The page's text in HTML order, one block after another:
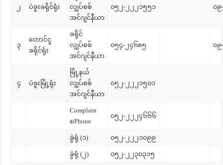
၂ ပဲခူးခရိုင်ရုံး
လျှပ်စစ်
အင်ဂျင်နီယာ
၀၅၂-၂၂၂၁၅၅၁ ၀၉
၃
တောင်ငူ
ခရိုင်ရုံး
ခရိုင်
လျှပ်စစ်
အင်ဂျင်နီယာ
၀၅၄-၂၄၆၈၅ ၀၉
၄ ပဲခူးမြို့ရုံး
မြို့နယ်
လျှပ်စစ်
အင်ဂျင်နီယာ
၀၅၂-၂၂၂၁၅၀၁
Complain
ၿPhone
၀၅၂-၂၂၂၄၆၆၆
ခွဲရုံ (၁) ၀၅၂-၂၂၂၁၀၉၉
ခွဲရုံ (၂) ၀၅၂-၂၂၃၀၃၁၅